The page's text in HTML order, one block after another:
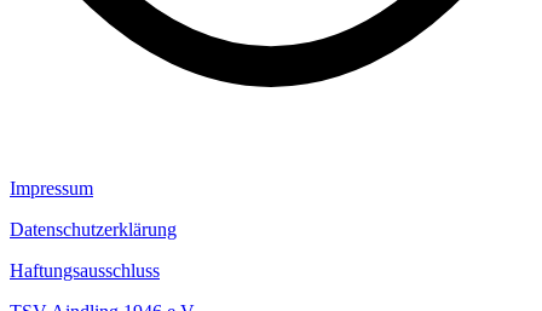
Impressum
Datenschutzerklärung
Haftungsausschluss